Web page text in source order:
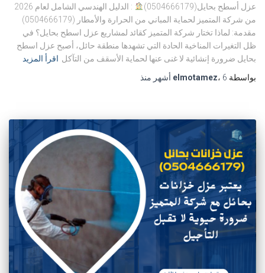
عزل أسطح بحايل(0504666179)
: الدليل الهندسي الشامل لعام 2026
من شركة المتميز لحماية المباني من الحرارة والأمطار (0504666179)
مقدمة: لماذا تختار شركة المتميز كقائد لمشاريع عزل اسطح بحايل؟ في
ظل التغيرات المناخية الحادة التي تشهدها منطقة حائل، أصبح عزل اسطح
بحايل ضرورة إنشائية لا غنى عنها لحماية الأسقف من التآكل اقرأ المزيد
بواسطة
elmotamez، 6 أشهر منذ